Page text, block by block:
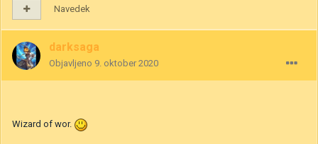
Navedek
darksaga
Objavljeno 9. oktober 2020
Wizard of wor.